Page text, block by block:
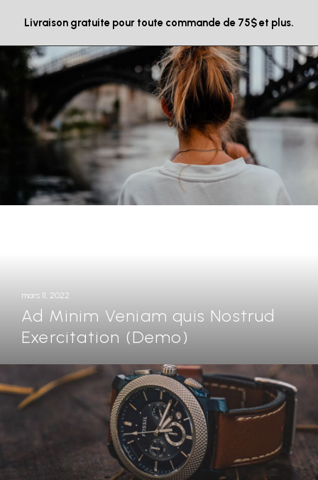
Livraison gratuite pour toute commande de 75$ et plus.
mars 11, 2022
Ad Minim Veniam quis Nostrud
Exercitation (Demo)